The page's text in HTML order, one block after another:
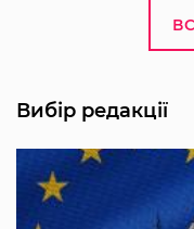
Вибір редакції